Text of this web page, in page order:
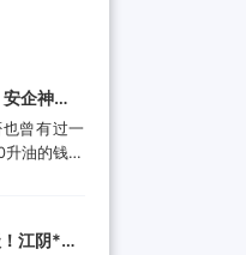
企神软
诚信经
任
曾有过一
油的钱，
偷税的行
江阴*电